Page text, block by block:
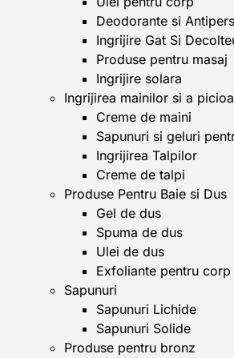
Deodorante si
Ingrijire Gat Si
Produse pentru masaj
Ingrijire solara
Ingrijirea mainilor si a
Creme de maini
Sapunuri si geluri
Ingrijirea Talpilor
Creme de talpi
Produse Pentru Baie si Dus
Gel de dus
Spuma de dus
Ulei de dus
Exfoliante pentru corp
Sapunuri
Sapunuri Lichide
Sapunuri Solide
Produse pentru bronz